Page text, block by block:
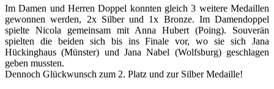
Im Damen und Herren Doppel konnten gleich 3 weitere Medaillen
gewonnen werden, 2x Silber und 1x Bronze. Im Damendoppel
spielte Nicola gemeinsam mit Anna Hubert (Poing). Souverän
spielten die beiden sich bis ins Finale vor, wo sie sich Jana
Hückinghaus (Münster) und Jana Nabel (Wolfsburg) geschlagen
geben mussten.
Dennoch Glückwunsch zum 2. Platz und zur Silber Medaille!